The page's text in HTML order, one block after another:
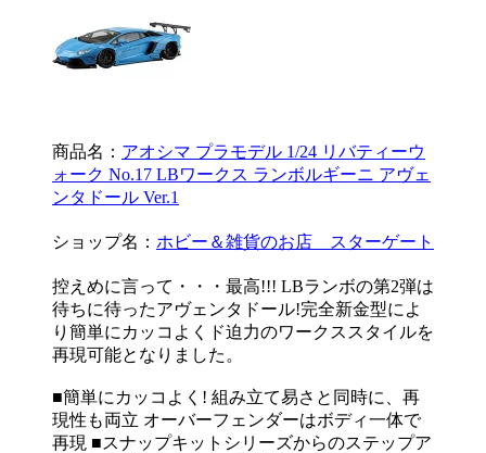
商品名： アオシマ プラモデル 1/24 リバティーウ
ォーク No.17 LBワークス ランボルギーニ アヴェ
ンタドール Ver.1
ショップ名： ホビー＆雑貨のお店 スターゲート
控えめに言って・・・最高!!! LBランボの第2弾は
待ちに待ったアヴェンタドール!完全新金型によ
り簡単にカッコよくド迫力のワークススタイルを
再現可能となりました。
■簡単にカッコよく! 組み立て易さと同時に、再
現性も両立 オーバーフェンダーはボディ一体で
再現 ■スナップキットシリーズからのステップア